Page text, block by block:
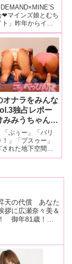
きみと歩実、あ
明海こう、明里
禁ジャスチャ
ドM選手権、舌
マジックミラ
むちゃぶりに奮
❤マインズ娘とむち
」昨年からイベ
注いできた人気
ソフト・オン・デ
SOD）が、早く
目のSODオトナイ
オナラをみんな
独占レポー
みみうちゃん、
さん、響レミち
かるちゃんが
で大放屁！ 美
、美人人妻の轟
「ぷぅー」「バリ
」「プスゥー」
れた地下空間に
音。その音が奏
は伝説となっ
天の代償 あなた
拶に広瀬奈々美＆
！ 御年81歳！
ことみちゃんから
！